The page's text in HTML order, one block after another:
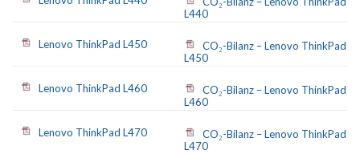
L440
Lenovo ThinkPad L450
CO₂-Bilanz – Lenovo ThinkPad
L450
Lenovo ThinkPad L460
CO₂-Bilanz – Lenovo ThinkPad
L460
Lenovo ThinkPad L470
CO₂-Bilanz – Lenovo ThinkPad
L470